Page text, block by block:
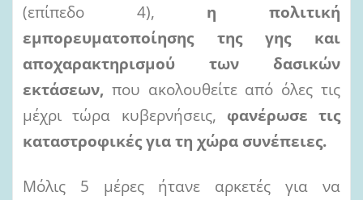
(επίπεδο 4), η
πολιτική
εμπορευματοποίησης της γης και
αποχαρακτηρισμού των δασικών
εκτάσεων, που ακολουθείτε από όλες τις
μέχρι τώρα κυβερνήσεις, φανέρωσε τις
καταστροφικές για τη χώρα συνέπειες.
Μόλις 5 μέρες ήτανε αρκετές για να